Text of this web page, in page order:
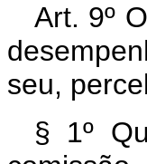
Art. 9º
seu,
§ 1º